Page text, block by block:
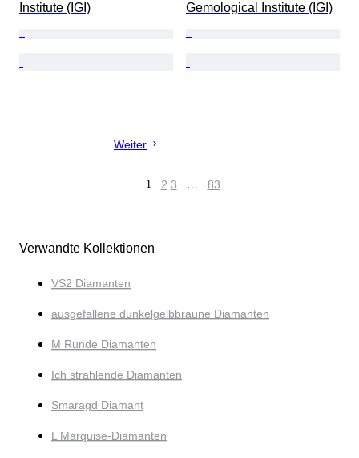
Institute (IGI)
Gemological Institute (IGI)
Weiter
1 2 3 … 83
Verwandte Kollektionen
VS2 Diamanten
ausgefallene dunkelgelbbraune Diamanten
M Runde Diamanten
Ich strahlende Diamanten
Smaragd Diamant
L Marquise-Diamanten